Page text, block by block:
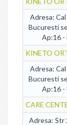
Adresa:
Bucuresti
Ap:16 -
KINETO
Adresa:
Bucuresti
Ap:16 -
CARE
Adresa: Str